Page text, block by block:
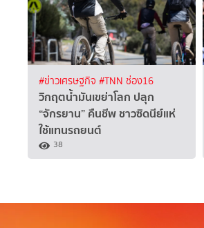
#ข่าวเศรษฐกิจ #TNN ช่อง16
วิกฤตน้ำมันเขย่าโลก ปลุก
“จักรยาน” คืนชีพ ชาวซิดนีย์แห่
ใช้แทนรถยนต์
38